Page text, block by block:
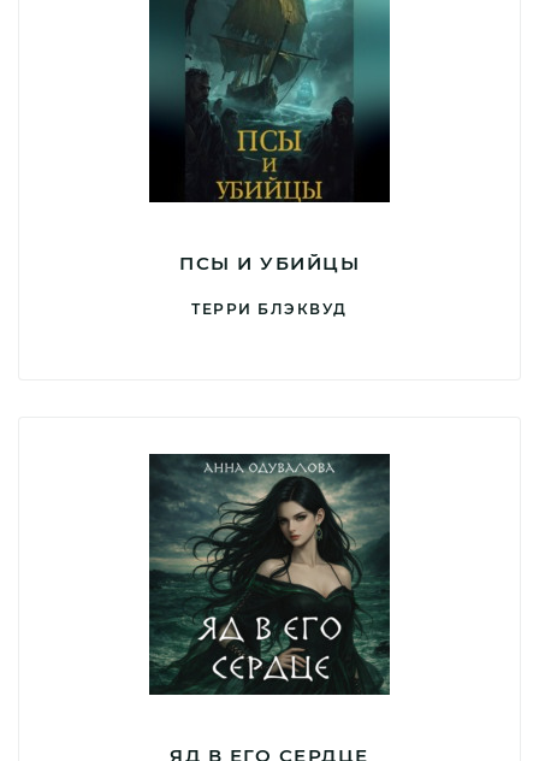
ПСЫ И УБИЙЦЫ
ТЕРРИ БЛЭКВУД
ЯД В ЕГО СЕРДЦЕ